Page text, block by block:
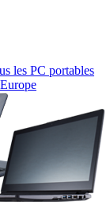
les PC portables